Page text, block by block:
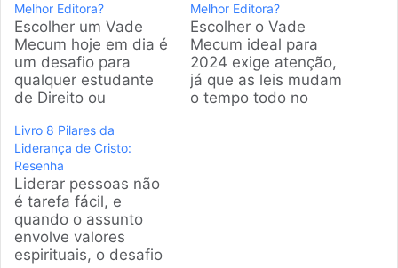
Melhor Editora?
Escolher um Vade
Mecum hoje em dia é
um desafio para
qualquer estudante
de Direito ou
tantas mudanças na
legislação brasileira,
a gente selecionou as
opções mais
vendidas e confiáveis
do mercado para
você não jogar
dinheiro fora e
Melhor Editora?
Escolher o Vade
Mecum ideal para
2024 exige atenção,
já que as leis mudam
o tempo todo no
Livro 8 Pilares da
Liderança de Cristo:
Resenha
Liderar pessoas não
é tarefa fácil, e
quando o assunto
envolve valores
espirituais, o desafio